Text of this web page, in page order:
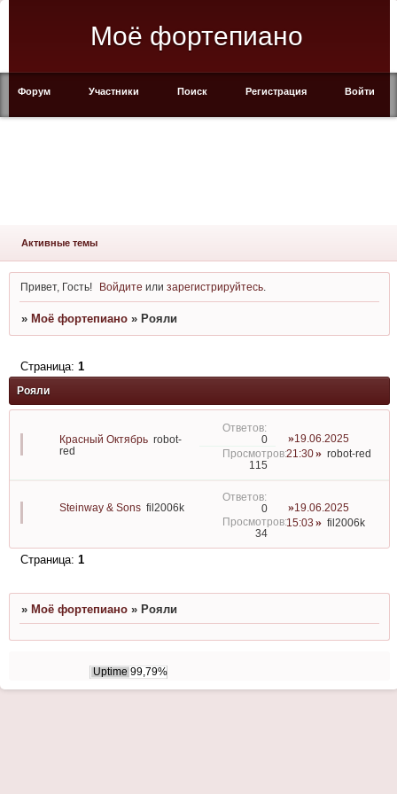
Моё фортепиано
Форум Участники Поиск Регистрация Войти
Активные темы
Привет, Гость! Войдите илизарегистрируйтесь
» Моё фортепиано » Рояли
Рояли
Страница: 1
Красный Октябрь robot-
red
0
115
19.06.2025
21:30
robot-red
Steinway & Sons fil2006k 0
34
19.06.2025
15:03
fil2006k
Страница: 1
» Моё фортепиано » Рояли